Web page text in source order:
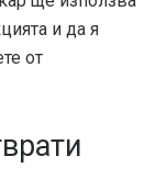
и да я
от